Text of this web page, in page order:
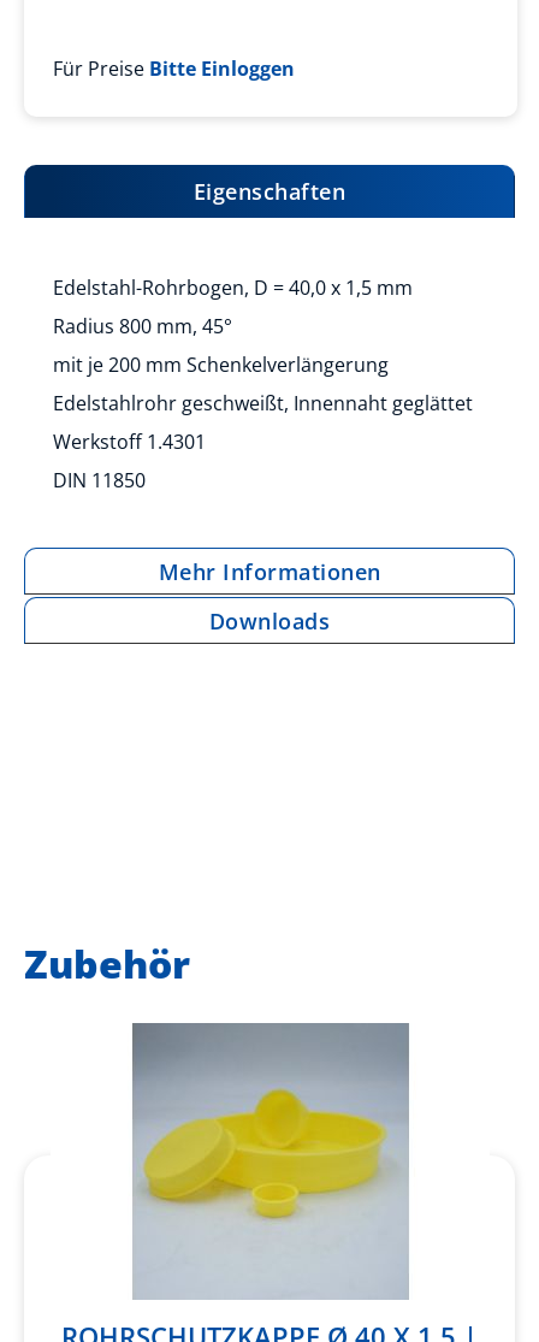
Für Preise Bitte Einloggen
Eigenschaften
Edelstahl-Rohrbogen, D = 40,0 x 1,5 mm
Radius 800 mm, 45°
mit je 200 mm Schenkelverlängerung
Edelstahlrohr geschweißt, Innennaht geglättet
Werkstoff 1.4301
DIN 11850
Mehr Informationen
Downloads
Zubehör